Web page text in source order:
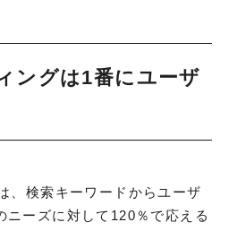
ングは1番にユーザ
、検索キーワードからユーザ
ニーズに対して120％で応える